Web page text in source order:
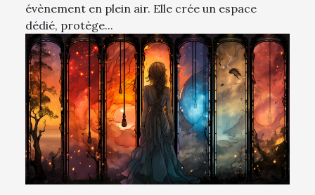
évènement en plein air. Elle crée un espace
dédié, protège...